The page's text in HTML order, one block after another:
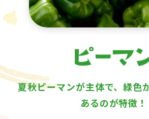
夏秋ピーマンが主体で、緑色
あるのが特徴！